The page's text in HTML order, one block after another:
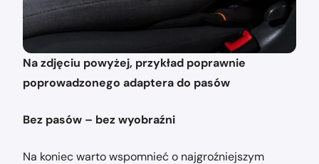
Na zdjęciu powyżej, przykład poprawnie
poprowadzonego adaptera do pasów
Bez pasów – bez wyobraźni
Na koniec warto wspomnieć o najgroźniejszym